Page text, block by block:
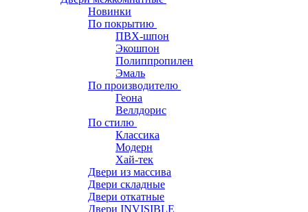
Новинки
По покрытию
ПВХ-шпон
Экошпон
Полиппропилен
Эмаль
По производителю
Геона
Веллдорис
По стилю
Классика
Модерн
Хай-тек
Двери из массива
Двери складные
Двери откатные
Двери INVISIBLE